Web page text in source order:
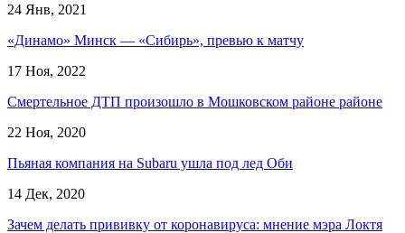
24 Янв, 2021
«Динамо» Минск — «Сибирь», превью к матчу
17 Ноя, 2022
Смертельное ДТП произошло в Мошковском районе районе
22 Ноя, 2020
Пьяная компания на Subaru ушла под лед Оби
14 Дек, 2020
Зачем делать прививку от коронавируса: мнение мэра Локтя